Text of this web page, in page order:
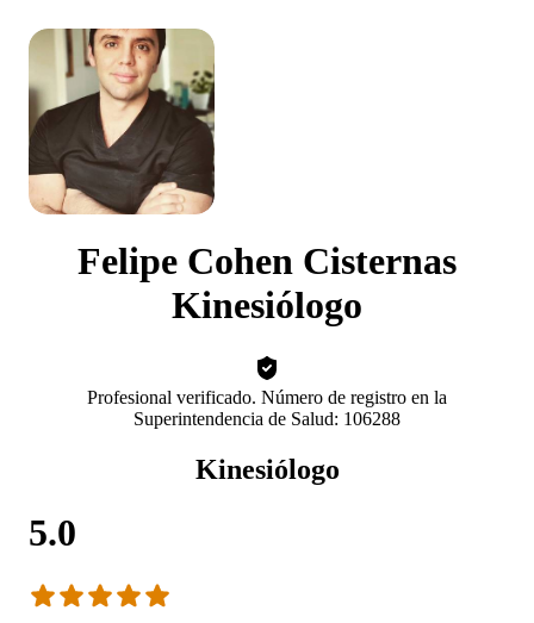
Felipe Cohen Cisternas
Kinesiólogo
Profesional verificado. Número de registro en la
Superintendencia de Salud: 106288
Kinesiólogo
5.0